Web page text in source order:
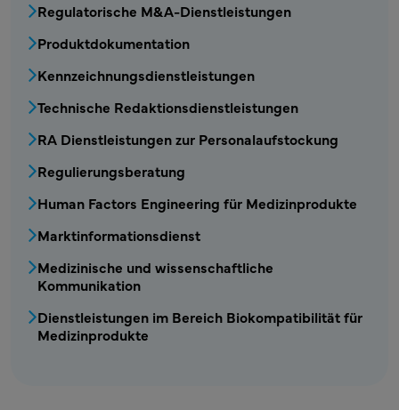
Regulatorische M&A-Dienstleistungen
Produktdokumentation
Kennzeichnungsdienstleistungen
Technische Redaktionsdienstleistungen
RA Dienstleistungen zur Personalaufstockung
Regulierungsberatung
Human Factors Engineering für Medizinprodukte
Marktinformationsdienst
Medizinische und wissenschaftliche
Kommunikation
Dienstleistungen im Bereich Biokompatibilität für
Medizinprodukte